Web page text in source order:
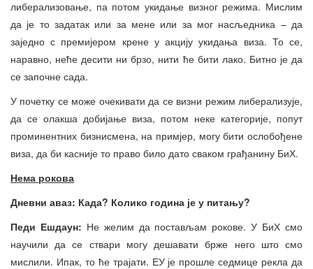
либерализовање, па потом укидање визног режима. Мислим
да је то задатак или за мене или за мог насљедника – да
заједно с премијером крене у акцију укидања виза. То се,
наравно, неће десити ни брзо, нити ће бити лако. Битно је да
се започне сада.
У почетку се може очекивати да се визни режим либерализује,
да се олакша добијање виза, потом неке категорије, попут
проминентних бизнисмена, на примјер, могу бити ослобођене
виза, да би касније то право било дато сваком грађанину БиХ.
Нема рокова
Дневни аваз: Када? Колико година је у питању?
Педи Ешдаун: Не желим да постављам рокове. У БиХ смо
научили да се ствари могу дешавати брже него што смо
мислили. Ипак, то ће трајати. ЕУ је прошле седмице рекла да